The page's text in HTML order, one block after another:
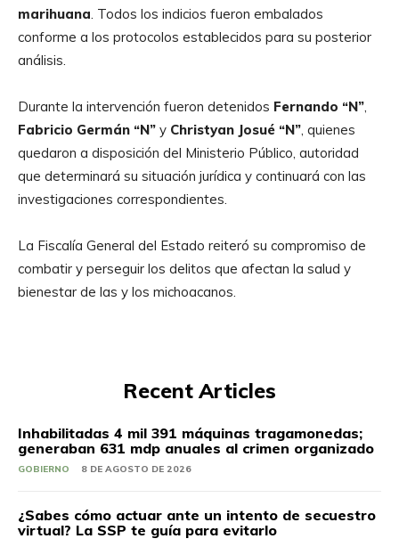
marihuana. Todos los indicios fueron embalados
conforme a los protocolos establecidos para su posterior
análisis.
Durante la intervención fueron detenidos Fernando “N”,
Fabricio Germán “N” y Christyan Josué “N”, quienes
quedaron a disposición del Ministerio Público, autoridad
que determinará su situación jurídica y continuará con las
investigaciones correspondientes.
La Fiscalía General del Estado reiteró su compromiso de
combatir y perseguir los delitos que afectan la salud y
bienestar de las y los michoacanos.
Recent Articles
Inhabilitadas 4 mil 391 máquinas tragamonedas;
generaban 631 mdp anuales al crimen organizado
GOBIERNO 8 DE AGOSTO DE 2026
¿Sabes cómo actuar ante un intento de secuestro
virtual? La SSP te guía para evitarlo